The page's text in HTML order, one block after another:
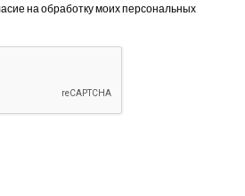
на обработку моих персональных